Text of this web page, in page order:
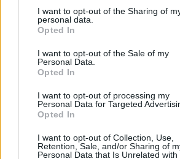
I want to opt-out of the Sharing of
personal data.
Opted In
I want to opt-out of the Sale of my
Personal Data.
Opted In
I want to opt-out of processing my
Personal Data for Targeted
Opted In
I want to opt-out of Collection, Use,
Retention, Sale, and/or Sharing of
Personal Data that Is Unrelated with
Comentari:
Deseu el meu nom, el correu